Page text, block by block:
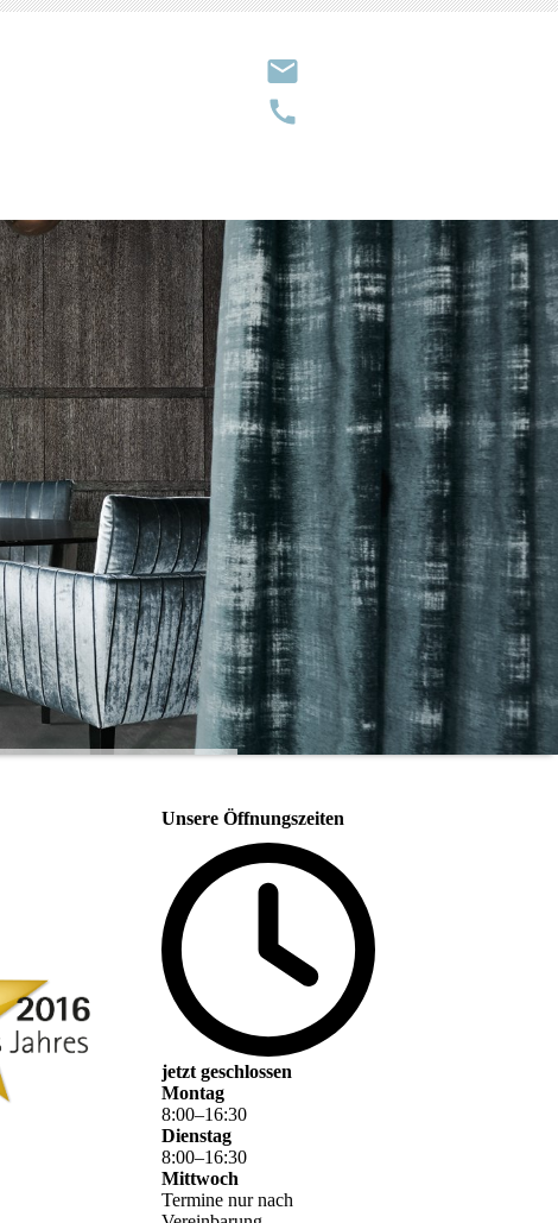
Unsere Öffnungszeiten
jetzt geschlossen
Montag
8:00–16:30
Dienstag
8:00–16:30
Mittwoch
Termine nur nach